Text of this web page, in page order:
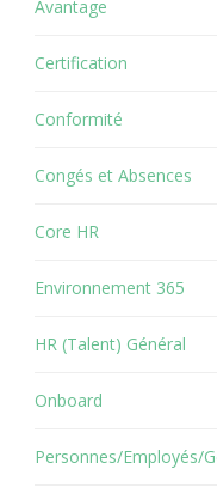
Avantage
Certification
Conformité
Congés et Absences
Core HR
Environnement 365
HR (Talent) Général
Onboard
Personnes/Employés/